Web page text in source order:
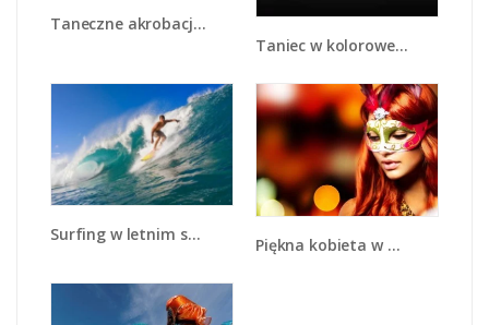
Taneczne akrobacje na jednej dłoni - L026
Taniec w kolorowej serpentynie - L002
Surfing w letnim sezonie - L132
Piękna kobieta w masce - L225